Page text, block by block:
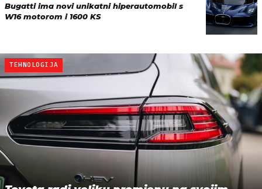
Bugatti ima novi unikatni hiperautomobil s
W16 motorom i 1600 KS
TEHNOLOGIJA